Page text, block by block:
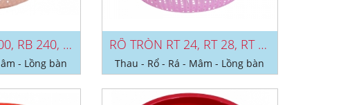
RỔ BÔNG RB 200, RB 240, RB 280,...
- Lồng bàn
RỔ TRÒN RT 24, RT 28, RT 32,...
Thau - Rổ - Rá - Mâm - Lồng bàn